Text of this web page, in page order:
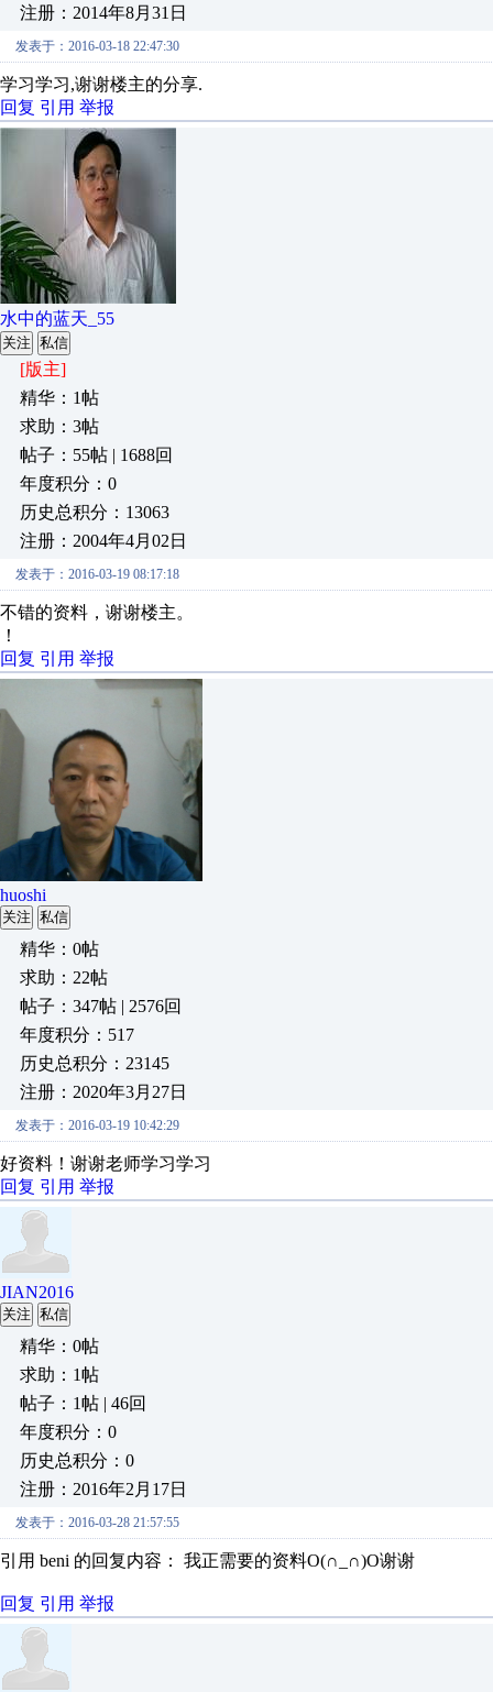
注册：2014年8月31日
发表于：2016-03-18 22:47:30
学习学习,谢谢楼主的分享.
回复 引用 举报
水中的蓝天_55
关注 私信
[版主]
精华：1帖
求助：3帖
帖子：55帖 | 1688回
年度积分：0
历史总积分：13063
注册：2004年4月02日
发表于：2016-03-19 08:17:18
不错的资料，谢谢楼主。
！
回复 引用 举报
huoshi
关注 私信
精华：0帖
求助：22帖
帖子：347帖 | 2576回
年度积分：517
历史总积分：23145
注册：2020年3月27日
发表于：2016-03-19 10:42:29
好资料！谢谢老师学习学习
回复 引用 举报
JIAN2016
关注 私信
精华：0帖
求助：1帖
帖子：1帖 | 46回
年度积分：0
历史总积分：0
注册：2016年2月17日
发表于：2016-03-28 21:57:55
引用 beni 的回复内容： 我正需要的资料O(∩_∩)O谢谢
回复 引用 举报